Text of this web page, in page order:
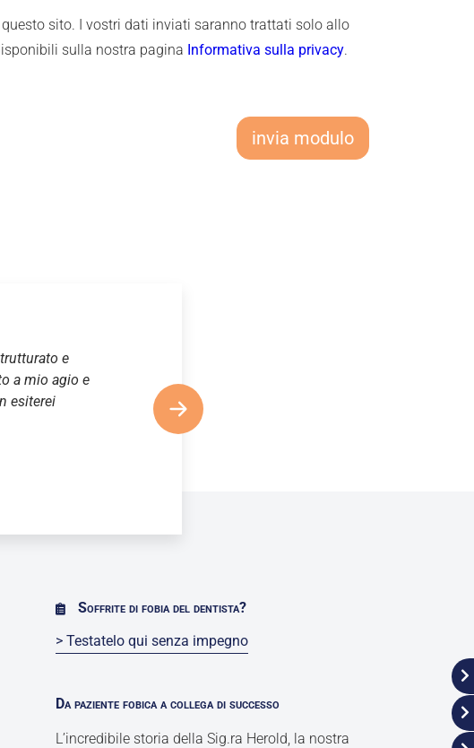
sito. I vostri dati inviati saranno trattati solo allo
sulla nostra pagina Informativa sulla privacy.
invia modulo
e
a mio agio e
esiterei
Soffrite di fobia del dentista?
> Testatelo qui senza impegno
Da paziente fobica a collega di successo
L’incredibile storia della Sig.ra Herold, la nostra